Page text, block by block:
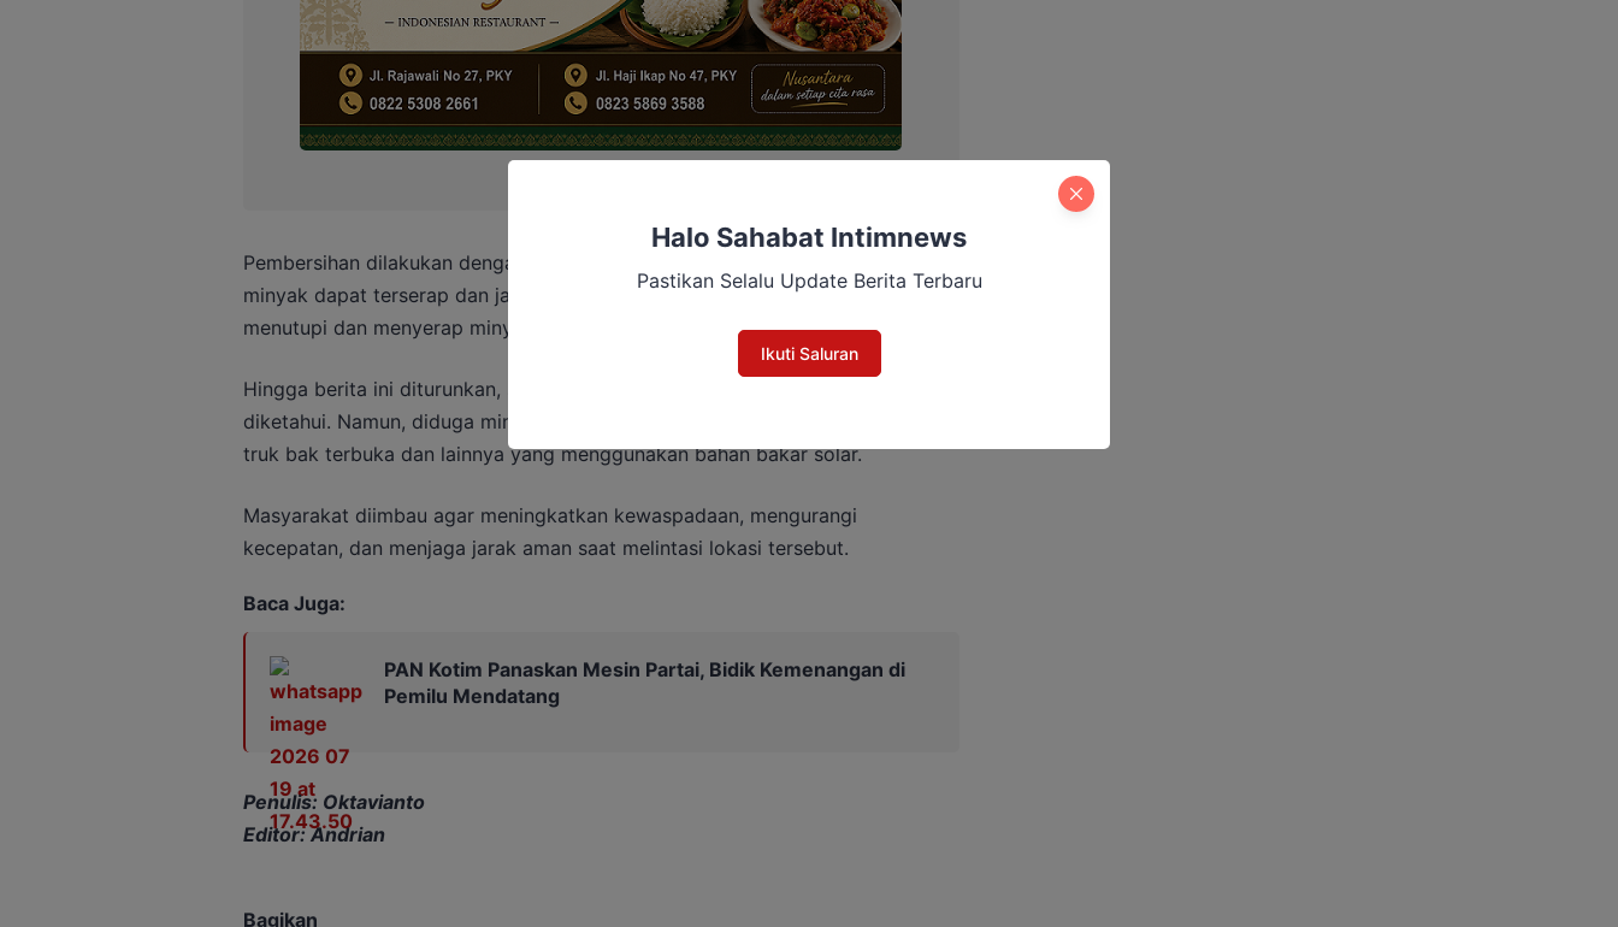
Pembersihan dilakukan dengan cara menaburkan pasir ke titik tumpahan agar
minyak dapat terserap dan jalan tidak semakin licin. “Pasir digunakan untuk
menutupi dan menyerap minyak,” tambahnya.
Hingga berita ini diturunkan, sumber tumpahan minyak tersebut belum
diketahui. Namun, diduga minyak tersebut berasal dari salah satu truk CPO,
truk bak terbuka dan lainnya yang menggunakan bahan bakar solar.
Masyarakat diimbau agar meningkatkan kewaspadaan, mengurangi
kecepatan, dan menjaga jarak aman saat melintasi lokasi tersebut.
Baca Juga:
PAN Kotim Panaskan Mesin Partai, Bidik Kemenangan di
Pemilu Mendatang
Penulis: Oktavianto
Editor: Andrian
Bagikan
Halo Sahabat Intimnews
Pastikan Selalu Update Berita Terbaru
Ikuti Saluran